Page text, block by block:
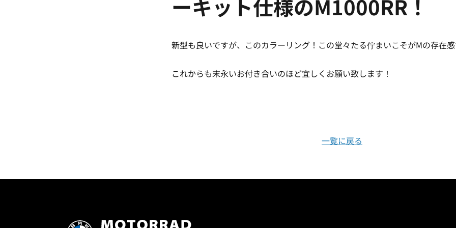
ーキット仕様のM1000RR！
新型も良いですが、このカラーリング！この堂々たる佇まいこそがMの存在
これからも末永いお付き合いのほど宜しくお願い致します！
一覧に戻る